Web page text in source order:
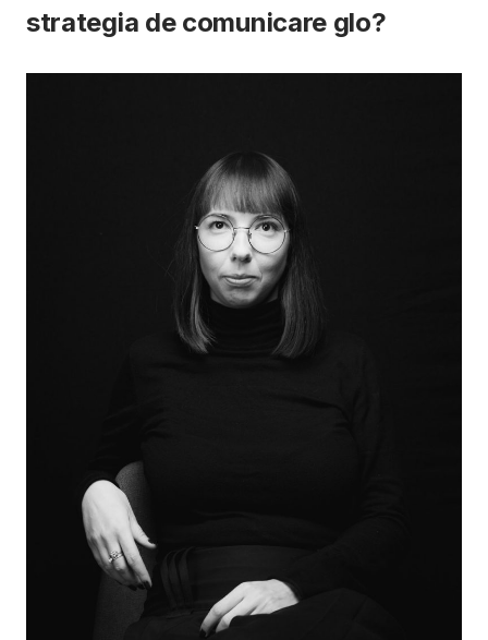
strategia de comunicare glo?